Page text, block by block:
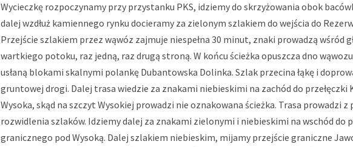
Wycieczkę rozpoczynamy przy przystanku PKS, idziemy do skrzyżowania obok
dalej wzdłuż kamiennego rynku docieramy za zielonym szlakiem do wejścia do
Przejście szlakiem przez wąwóz zajmuje niespełna 30 minut, znaki prowadzą wśród
wartkiego potoku, raz jedną, raz drugą stroną. W końcu ścieżka opuszcza dno
usłaną blokami skalnymi polankę Dubantowska Dolinka. Szlak przecina łąkę i
gruntowej drogi. Dalej trasa wiedzie za znakami niebieskimi na zachód do przełęczki
Wysoka, skąd na szczyt Wysokiej prowadzi nie oznakowana ścieżka. Trasa prowadzi
rozwidlenia szlaków. Idziemy dalej za znakami zielonymi i niebieskimi na wschód do
granicznego pod Wysoką. Dalej szlakiem niebieskim, mijamy przejście graniczne